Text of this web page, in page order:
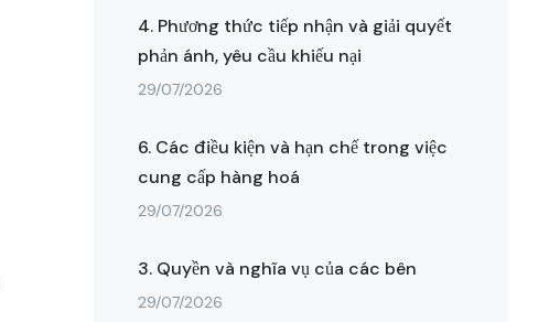
4. Phương thức tiếp nhận và giải quyết
phản ánh, yêu cầu khiếu nại
29/07/2026
6. Các điều kiện và hạn chế trong việc
cung cấp hàng hoá
29/07/2026
3. Quyền và nghĩa vụ của các bên
29/07/2026